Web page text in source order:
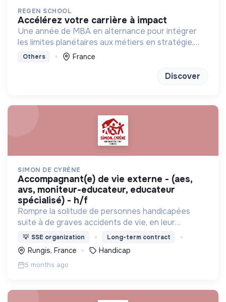
REGEN SCHOOL
accélérez votre carrière à impact
Une année de MBA en alternance pour intégrer
les limites planétaires aux métiers en stratégie,
marketing, finance et achats
Others France
Discover
SIMON DE CYRÈNE
accompagnant(e) de vie externe - (aes,
avs, moniteur-educateur, educateur
spécialisé) - h/f
Rompre la solitude de personnes handicapées
suite à de graves accidents de vie, en leur
proposant de vivre ensemble avec des valides
dans des maisons partagées, et s'intégrer dans la
vie du quartier.
💡 SSE organization Long-term contract
Rungis, France Handicap
5 months ago